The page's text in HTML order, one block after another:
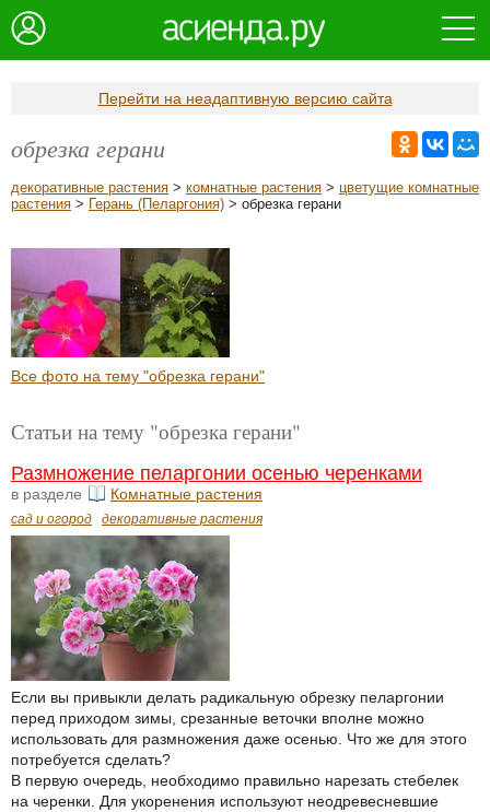
Перейти на неадаптивную версию сайта
обрезка герани
декоративные растения > комнатные растения > цветущие комнатные
растения > Герань (Пеларгония) > обрезка герани
Все фото на тему "обрезка герани"
Статьи на тему "обрезка герани"
Размножение пеларгонии осенью черенками
в разделе Комнатные растения
сад и огород декоративные растения
Если вы привыкли делать радикальную обрезку пеларгонии
перед приходом зимы, срезанные веточки вполне можно
использовать для размножения даже осенью. Что же для этого
потребуется сделать?
В первую очередь, необходимо правильно нарезать стебелек
на черенки. Для укоренения используют неодревесневшие